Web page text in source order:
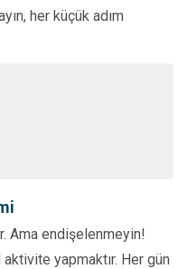
her küçük adım
Ama endişelenmeyin!
yapmaktır. Her gün
Makro Besinler